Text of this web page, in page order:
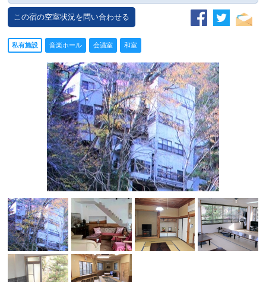
この宿の空室状況を問い合わせる
私有施設 音楽ホール 会議室 和室